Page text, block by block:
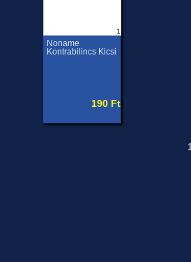
1
Noname
Kontrabilincs Kicsi
190 Ft